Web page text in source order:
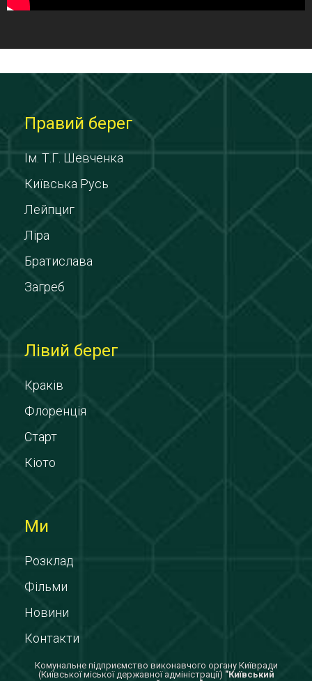
Правий берег
Ім. Т.Г. Шевченка
Київська Русь
Лейпциг
Ліра
Братислава
Загреб
Лівий берег
Краків
Флоренція
Старт
Кіото
Ми
Розклад
Фільми
Новини
Контакти
Комунальне підприємство виконавчого органу Київради
(Київської міської державної адміністрації) "Київський